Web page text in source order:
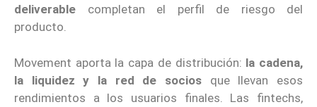
deliverable completan el perfil de riesgo del
producto.
Movement aporta la capa de distribución: la cadena,
la liquidez y la red de socios que llevan esos
rendimientos a los usuarios finales. Las fintechs,